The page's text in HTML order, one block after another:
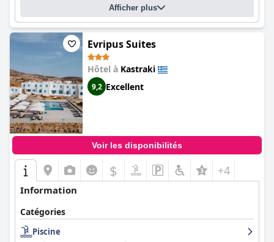
Afficher plus
Evripus Suites
Hôtel à Kastraki
9,2 Excellent
Voir les disponibilités
$ +4
Information
Catégories
Piscine